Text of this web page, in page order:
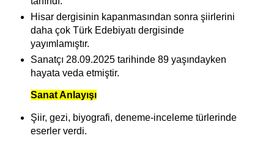
Hisar dergisinin kapanmasından sonra şiirlerini
daha çok Türk Edebiyatı dergisinde
yayımlamıştır.
Sanatçı 28.09.2025 tarihinde 89 yaşındayken
hayata veda etmiştir.
Sanat Anlayışı
Şiir, gezi, biyografi, deneme-inceleme türlerinde
eserler verdi.